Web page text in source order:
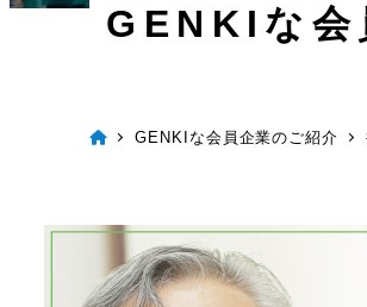
GENKIな会
GENKIな会員企業のご紹介